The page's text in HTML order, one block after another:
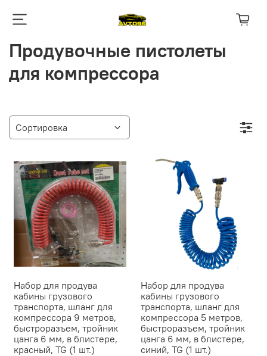
Продувочные пистолеты
для компрессора
Набор для продува
кабины грузового
транспорта, шланг для
компрессора 9 метров,
быстроразъем, тройник
цанга 6 мм, в блистере,
красный, TG (1 шт.)
Набор для продува
кабины грузового
транспорта, шланг для
компрессора 5 метров,
быстроразъем, тройник
цанга 6 мм, в блистере,
синий, TG (1 шт.)